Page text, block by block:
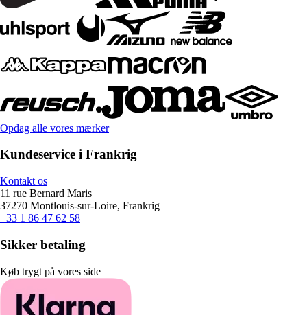
Opdag alle vores mærker
Kundeservice i Frankrig
Kontakt os
11 rue Bernard Maris
37270 Montlouis-sur-Loire, Frankrig
+33 1 86 47 62 58
Sikker betaling
Køb trygt på vores side